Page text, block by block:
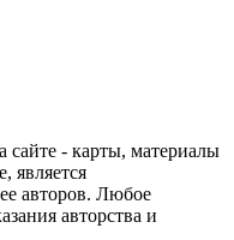
сайте - карты, материалы
является
авторов. Любое
авторства и